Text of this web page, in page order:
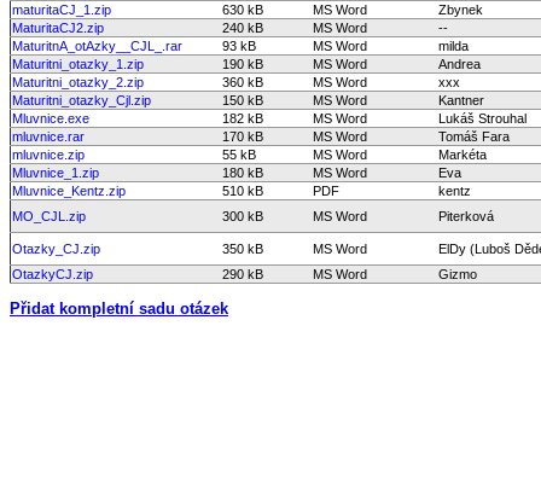
maturitaCJ_1.zip
630 kB MS Word
Zbynek
MaturitaCJ2.zip
240 kB MS Word
--
MaturitnA_otAzky__CJL_.rar
93 kB MS Word
milda
Maturitni_otazky_1.zip
190 kB MS Word
Andrea
Maturitni_otazky_2.zip
360 kB MS Word
xxx
Maturitni_otazky_Cjl.zip
150 kB MS Word
Kantner
Mluvnice.exe
182 kB MS Word
Lukáš Strouhal
mluvnice.rar
170 kB MS Word
Tomáš Fara
mluvnice.zip
55 kB MS Word
Markéta
Mluvnice_1.zip
180 kB MS Word
Eva
Mluvnice_Kentz.zip
510 kB PDF
kentz
MO_CJL.zip
300 kB MS Word Piterková
Otazky_CJ.zip 350 kB MS Word
ElDy (Luboš
OtazkyCJ.zip
290 kB MS Word Gizmo
Přidat kompletní sadu otázek